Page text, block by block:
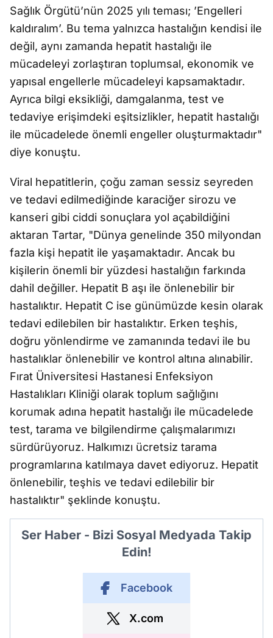
Sağlık Örgütü’nün 2025 yılı teması; ’Engelleri
kaldıralım’. Bu tema yalnızca hastalığın kendisi ile
değil, aynı zamanda hepatit hastalığı ile
mücadeleyi zorlaştıran toplumsal, ekonomik ve
yapısal engellerle mücadeleyi kapsamaktadır.
Ayrıca bilgi eksikliği, damgalanma, test ve
tedaviye erişimdeki eşitsizlikler, hepatit hastalığı
ile mücadelede önemli engeller oluşturmaktadır"
diye konuştu.
Viral hepatitlerin, çoğu zaman sessiz seyreden
ve tedavi edilmediğinde karaciğer sirozu ve
kanseri gibi ciddi sonuçlara yol açabildiğini
aktaran Tartar, "Dünya genelinde 350 milyondan
fazla kişi hepatit ile yaşamaktadır. Ancak bu
kişilerin önemli bir yüzdesi hastalığın farkında
dahil değiller. Hepatit B aşı ile önlenebilir bir
hastalıktır. Hepatit C ise günümüzde kesin olarak
tedavi edilebilen bir hastalıktır. Erken teşhis,
doğru yönlendirme ve zamanında tedavi ile bu
hastalıklar önlenebilir ve kontrol altına alınabilir.
Fırat Üniversitesi Hastanesi Enfeksiyon
Hastalıkları Kliniği olarak toplum sağlığını
korumak adına hepatit hastalığı ile mücadelede
test, tarama ve bilgilendirme çalışmalarımızı
sürdürüyoruz. Halkımızı ücretsiz tarama
programlarına katılmaya davet ediyoruz. Hepatit
önlenebilir, teşhis ve tedavi edilebilir bir
hastalıktır" şeklinde konuştu.
Ser Haber - Bizi Sosyal Medyada Takip
Edin!
Facebook
X.com